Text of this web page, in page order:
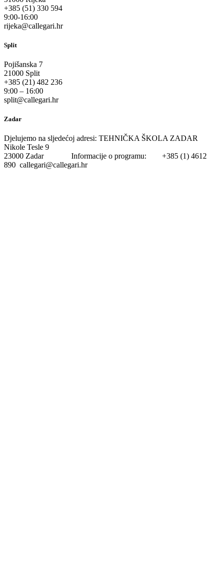
+385 (51) 330 594
9:00-16:00
rijeka@callegari.hr
Split
Pojišanska 7
21000 Split
+385 (21) 482 236
9:00 – 16:00
split@callegari.hr
Zadar
Djelujemo na sljedećoj adresi: TEHNIČKA ŠKOLA ZADAR
Nikole Tesle 9
23000 Zadar Informacije o programu: +385 (1) 4612
890 callegari@callegari.hr